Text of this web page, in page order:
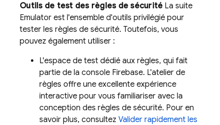
Outils de test des règles de sécurité La suite
Emulator est l'ensemble d'outils privilégié pour
tester les règles de sécurité. Toutefois, vous
pouvez également utiliser :
L'espace de test dédié aux règles, qui fait
partie de la console Firebase. L'atelier de
règles offre une excellente expérience
interactive pour vous familiariser avec la
conception des règles de sécurité. Pour en
savoir plus, consultez Valider rapidement les